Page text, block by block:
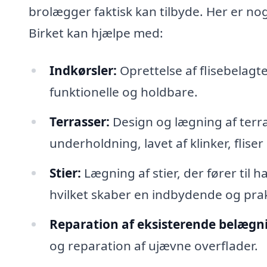
brolægger faktisk kan tilbyde. Her er
Birket kan hjælpe med:
Indkørsler: Oprettelse af
funktionelle og holdbare.
Terrasser: Design og lægning af
underholdning, lavet af klinker,
Stier: Lægning af stier, der fører til
hvilket skaber en indbydende og
Reparation af eksisterende
og reparation af ujævne overflader.